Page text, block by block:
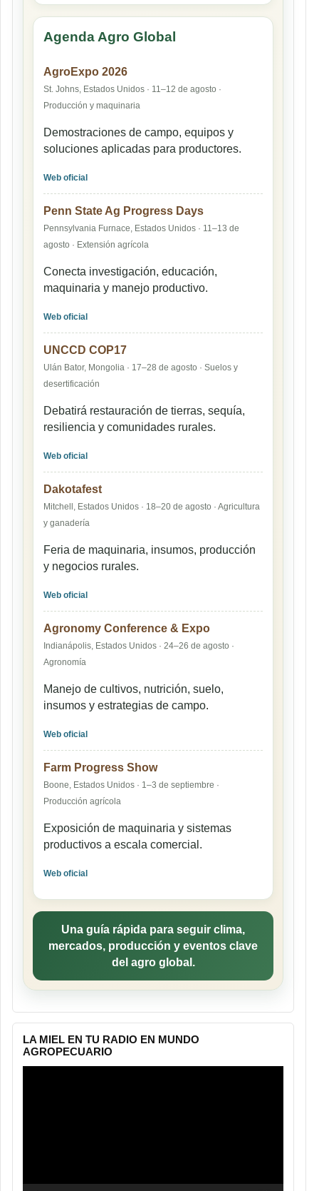
Agenda Agro Global
AgroExpo 2026
St. Johns, Estados Unidos · 11–12 de agosto ·
Producción y maquinaria
Demostraciones de campo, equipos y
soluciones aplicadas para productores.
Web oficial
Penn State Ag Progress Days
Pennsylvania Furnace, Estados Unidos · 11–13 de
agosto · Extensión agrícola
Conecta investigación, educación,
maquinaria y manejo productivo.
Web oficial
UNCCD COP17
Ulán Bator, Mongolia · 17–28 de agosto · Suelos y
desertificación
Debatirá restauración de tierras, sequía,
resiliencia y comunidades rurales.
Web oficial
Dakotafest
Mitchell, Estados Unidos · 18–20 de agosto · Agricultura
y ganadería
Feria de maquinaria, insumos, producción
y negocios rurales.
Web oficial
Agronomy Conference & Expo
Indianápolis, Estados Unidos · 24–26 de agosto ·
Agronomía
Manejo de cultivos, nutrición, suelo,
insumos y estrategias de campo.
Web oficial
Farm Progress Show
Boone, Estados Unidos · 1–3 de septiembre ·
Producción agrícola
Exposición de maquinaria y sistemas
productivos a escala comercial.
Web oficial
Una guía rápida para seguir clima,
mercados, producción y eventos clave
del agro global.
LA MIEL EN TU RADIO EN MUNDO
AGROPECUARIO